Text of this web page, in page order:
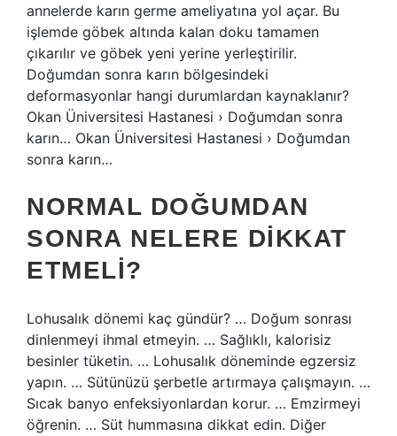
annelerde karın germe ameliyatına yol açar. Bu
işlemde göbek altında kalan doku tamamen
çıkarılır ve göbek yeni yerine yerleştirilir.
Doğumdan sonra karın bölgesindeki
deformasyonlar hangi durumlardan kaynaklanır?
Okan Üniversitesi Hastanesi › Doğumdan sonra
karın… Okan Üniversitesi Hastanesi › Doğumdan
sonra karın…
NORMAL DOĞUMDAN
SONRA NELERE DIKKAT
ETMELI?
Lohusalık dönemi kaç gündür? … Doğum sonrası
dinlenmeyi ihmal etmeyin. … Sağlıklı, kalorisiz
besinler tüketin. … Lohusalık döneminde egzersiz
yapın. … Sütünüzü şerbetle artırmaya çalışmayın. …
Sıcak banyo enfeksiyonlardan korur. … Emzirmeyi
öğrenin. … Süt hummasına dikkat edin. Diğer